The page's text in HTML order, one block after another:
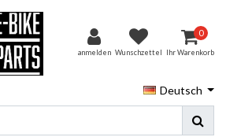
anmelden Wunschzettel
0
Ihr Warenkorb
Deutsch